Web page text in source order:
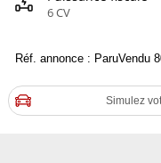
6 CV
Réf. annonce : ParuVendu
Simulez